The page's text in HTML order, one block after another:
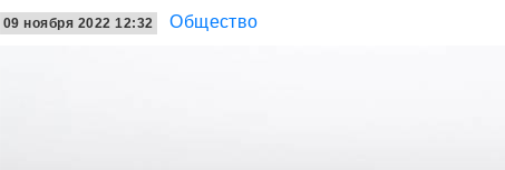
09 ноября 2022 12:32 Общество